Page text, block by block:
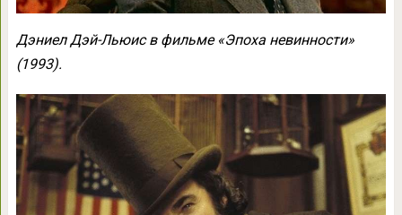
Дэниел Дэй-Льюис в фильме «Эпоха невинности»
(1993).